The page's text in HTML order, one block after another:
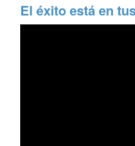
El éxito está en